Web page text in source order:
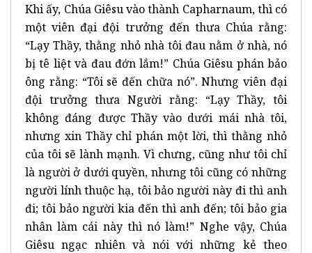
Khi ấy, Chúa Giêsu vào thành Capharnaum, thì có
một viên đại đội trưởng đến thưa Chúa rằng:
“Lạy Thầy, thằng nhỏ nhà tôi đau nằm ở nhà, nó
bị tê liệt và đau đớn lắm!” Chúa Giêsu phán bảo
ông rằng: “Tôi sẽ đến chữa nó”. Nhưng viên đại
đội trưởng thưa Người rằng: “Lạy Thầy, tôi
không đáng được Thầy vào dưới mái nhà tôi,
nhưng xin Thầy chỉ phán một lời, thì thằng nhỏ
của tôi sẽ lành mạnh. Vì chưng, cũng như tôi chỉ
là người ở dưới quyền, nhưng tôi cũng có những
người lính thuộc hạ, tôi bảo người này đi thì anh
đi; tôi bảo người kia đến thì anh đến; tôi bảo gia
nhân làm cái này thì nó làm!” Nghe vậy, Chúa
Giêsu ngạc nhiên và nói với những kẻ theo